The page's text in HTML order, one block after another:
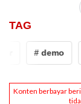
TAG
# demo